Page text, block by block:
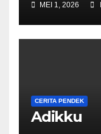
MEI 1, 2026
CERITA PENDEK
Adikku